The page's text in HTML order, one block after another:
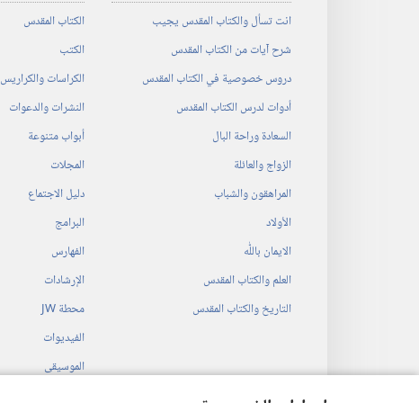
انت تسأل والكتاب المقدس يجيب
شرح آيات من الكتاب المقدس
دروس خصوصية في الكتاب المقدس
أدوات لدرس الكتاب المقدس
السعادة وراحة البال
الزواج والعائلة
المراهقون والشباب
الأولاد
الايمان باللّٰه
العلم والكتاب المقدس
التاريخ والكتاب المقدس
الكتاب المقدس
الكتب
الكراسات والكراريس
النشرات والدعوات
أبواب متنوعة
المجلات
دليل الاجتماع
البرامج
الفهارس
الإرشادات
محطة‏ ‏JW
الفيديوات
الموسيقى